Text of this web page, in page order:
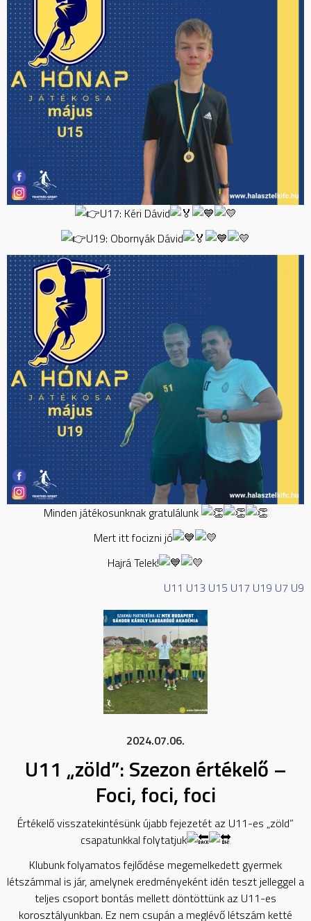
U17: Kéri Dávid
U19: Obornyák Dávid
Minden játékosunknak gratulálunk
Mert itt focizni jó
Hajrá Telek!
U11 U13 U15 U17 U19 U7 U9
2024.07.06.
U11 „zöld”: Szezon értékelő –
Foci, foci, foci
Értékelő visszatekintésünk újabb fejezetét az U11-es „zöld”
csapatunkkal folytatjuk
Klubunk folyamatos fejlődése megemelkedett gyermek
létszámmal is jár, amelynek eredményeként idén teszt jelleggel a
teljes csoport bontás mellett döntöttünk az U11-es
korosztályunkban. Ez nem csupán a meglévő létszám ketté